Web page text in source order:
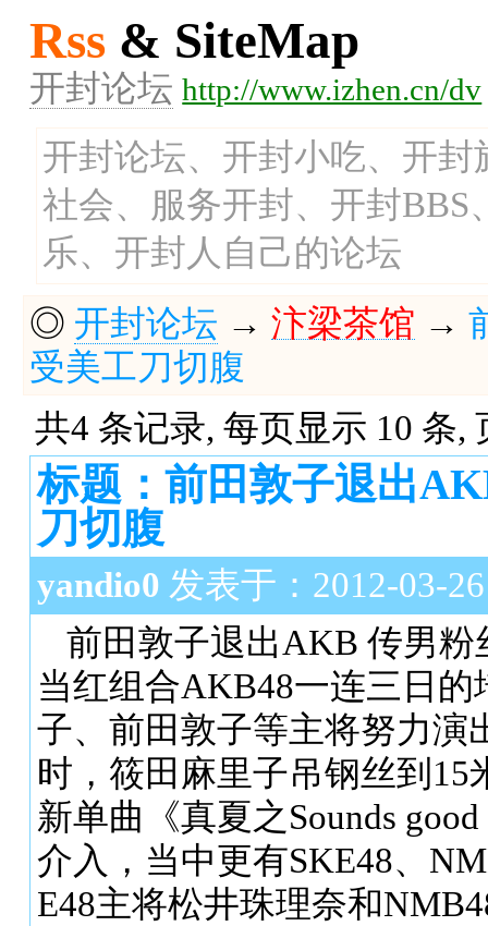
Rss & SiteMap
开封论坛 http://www.izhen.cn/dv
开封论坛、开封小吃、开
社会、服务开封、开封
乐、开封人自己的论坛
◎ 开封论坛 →汴梁茶馆 →
受美工刀切腹
共4 条记录, 每页显示 10 条,
标题：前田敦子退出
刀切腹
yandio0 发表于：2012-03-
前田敦子退出AKB 传男
当红组合AKB48一连三日
子、前田敦子等主将努力演
时，筱田麻里子吊钢丝到
新单曲《真夏之Sounds
介入，当中更有SKE48、
E48主将松井珠理奈和